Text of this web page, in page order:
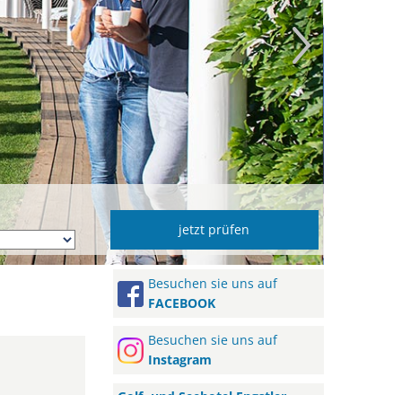
Besuchen sie uns auf
FACEBOOK
Besuchen sie uns auf
Instagram